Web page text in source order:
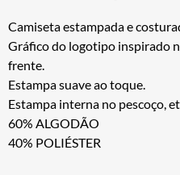
Camiseta estampada e
Gráfico do logotipo inspirado
frente.
Estampa suave ao toque.
Estampa interna no pescoço,
60% ALGODÃO
40% POLIÉSTER